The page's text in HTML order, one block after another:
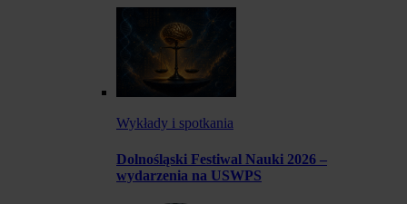
Wykłady i spotkania
Dolnośląski Festiwal Nauki 2026 –
wydarzenia na USWPS